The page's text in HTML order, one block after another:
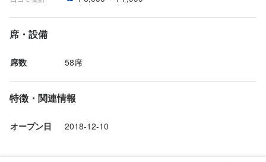
席・設備
席数 58席
特徴・関連情報
オープン日 2018-12-10
創作鉄板じゅうじゅう
勤務地
法人名・事業者名
株式会社GRAIL
最終更新日2026/04/04